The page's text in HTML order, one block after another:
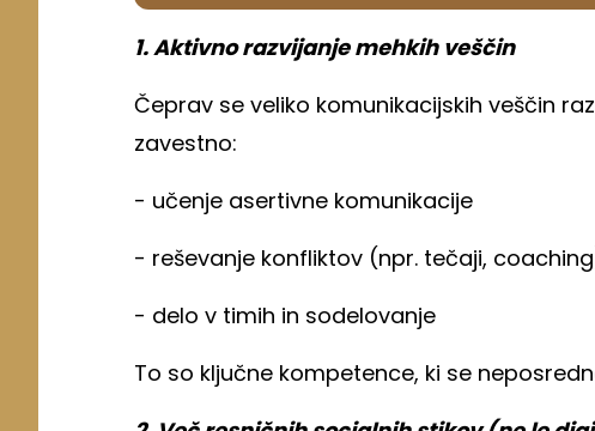
1. Aktivno razvijanje mehkih veščin
Čeprav se veliko komunikacijskih veščin
zavestno:
- učenje asertivne komunikacije
- reševanje konfliktov (npr. tečaji,
- delo v timih in sodelovanje
To so ključne kompetence, ki se